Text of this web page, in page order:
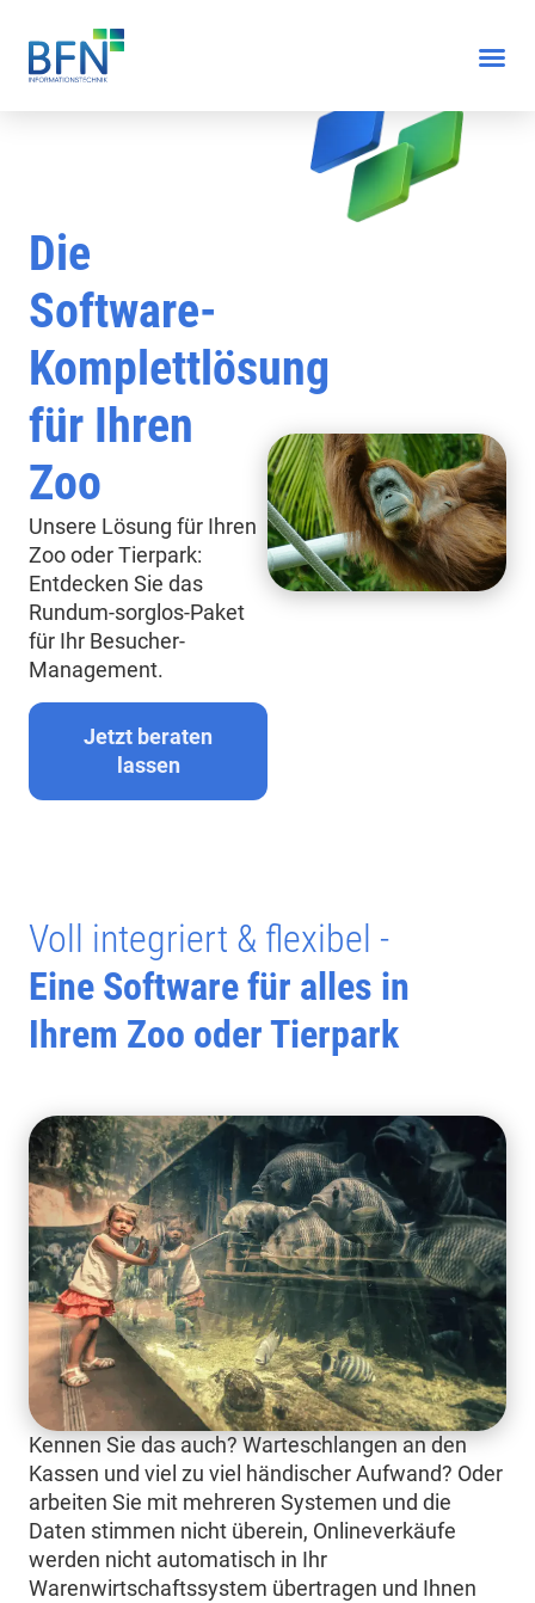
Die
Software-
Komplettlösung
für Ihren
Zoo
Unsere Lösung für Ihren
Zoo oder Tierpark:
Entdecken Sie das
Rundum-sorglos-Paket
für Ihr Besucher-
Management.
Jetzt beraten
lassen
Voll integriert & flexibel -
Eine Software für alles in
Ihrem Zoo oder Tierpark
Kennen Sie das auch? Warteschlangen an den
Kassen und viel zu viel händischer Aufwand? Oder
arbeiten Sie mit mehreren Systemen und die
Daten stimmen nicht überein, Onlineverkäufe
werden nicht automatisch in Ihr
Warenwirtschaftssystem übertragen und Ihnen